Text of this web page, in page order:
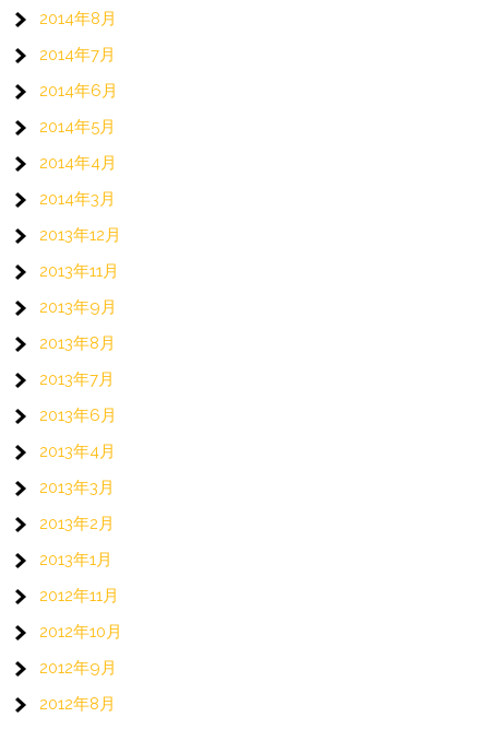
2014年8月
2014年7月
2014年6月
2014年5月
2014年4月
2014年3月
2013年12月
2013年11月
2013年9月
2013年8月
2013年7月
2013年6月
2013年4月
2013年3月
2013年2月
2013年1月
2012年11月
2012年10月
2012年9月
2012年8月